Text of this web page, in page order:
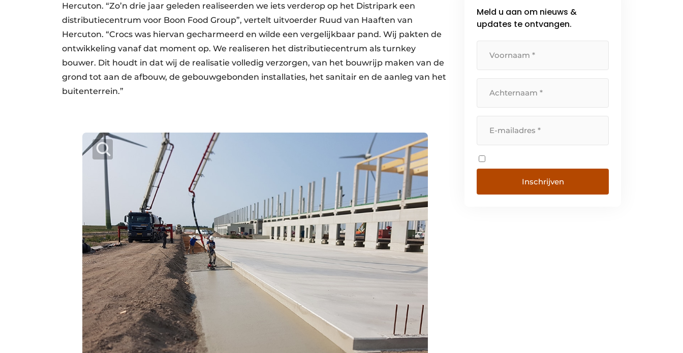
Hercuton. “Zo’n drie jaar geleden realiseerden we iets verderop op het Distripark een
distributiecentrum voor Boon Food Group”, vertelt uitvoerder Ruud van Haaften van
Hercuton. “Crocs was hiervan gecharmeerd en wilde een vergelijkbaar pand. Wij pakten de
ontwikkeling vanaf dat moment op. We realiseren het distributiecentrum als turnkey
bouwer. Dit houdt in dat wij de realisatie volledig verzorgen, van het bouwrijp maken van de
grond tot aan de afbouw, de gebouwgebonden installaties, het sanitair en de aanleg van het
buitenterrein.”
Meld u aan om nieuws &
updates te ontvangen.